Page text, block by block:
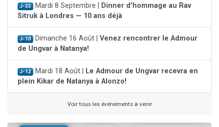
J-33 Mardi 8 Septembre |
Dinner d'hommage au Rav
Sitruk à Londres — 10 ans déjà
J-10 Dimanche 16 Août | Venez rencontrer le Admour
de Ungvar à Natanya!
J-12 Mardi 18 Août |
Le Admour de Ungvar recevra en
plein Kikar de Natanya à Alonzo!
Voir tous les événements à venir